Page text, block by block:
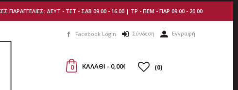
ΠΑΡΑΓΓΕΛΙΕΣ: ΔΕΥΤ - ΤΕΤ - ΣΑΒ 09.00 - 16.00 | ΤΡ - ΠΕΜ - ΠΑΡ 09.00 - 20.00
Facebook Login Σύνδεση Εγγραφή
0 ΚΑΛΑΘI - 0,00€ (0)